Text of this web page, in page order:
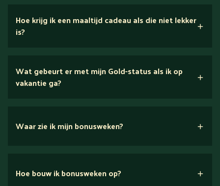
Hoe krijg ik een maaltijd cadeau als die niet lekker
is?
Wat gebeurt er met mijn Gold-status als ik op
vakantie ga?
Waar zie ik mijn bonusweken?
Hoe bouw ik bonusweken op?